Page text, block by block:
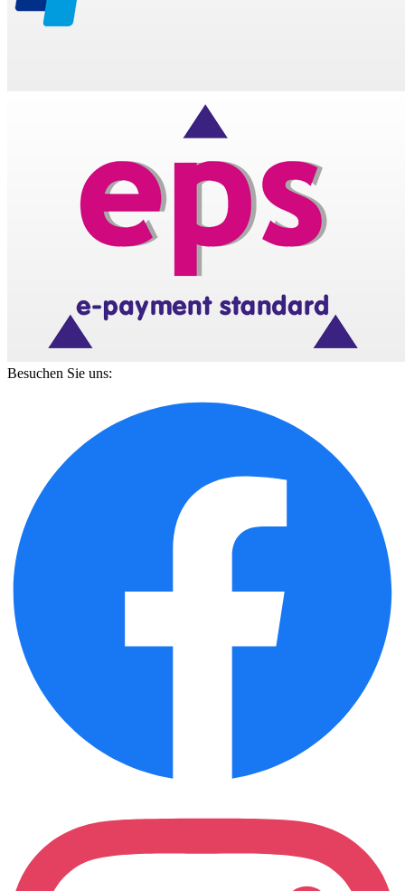
Besuchen Sie uns: